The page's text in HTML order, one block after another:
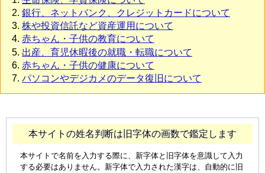
銀行、ネットバンク、クレジットカードについて
株や投資信託など資産運用について
赤ちゃん・子供の教育について
出産、育児休暇後の就職・転職について
赤ちゃん・子供の健康について
パソコンやデジカメのデータ復旧について
本サイトの姓名判断は旧字体の画数で鑑定します
本サイトで名前を入力する際に、新字体と旧字体を意識して入力
する必要はありません。新字体で入力された漢字は、自動的に旧